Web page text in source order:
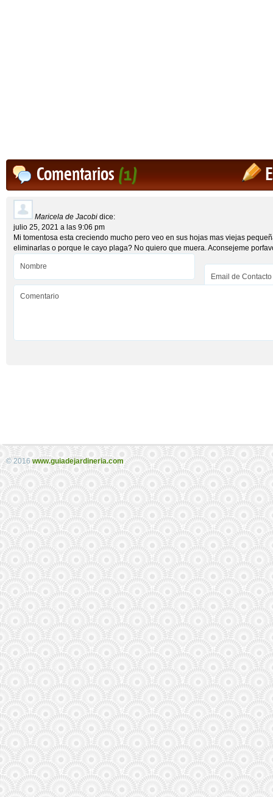
Comentarios(1)
Maricela de Jacobi dice:
julio 25, 2021 a las 9:06 pm
Mi tomentosa esta creciendo mucho pero veo en sus hojas mas viejas
eliminarlas o porque le cayo plaga? No quiero que muera. Aconsejeme
© 2016 www.guiadejardineria.com